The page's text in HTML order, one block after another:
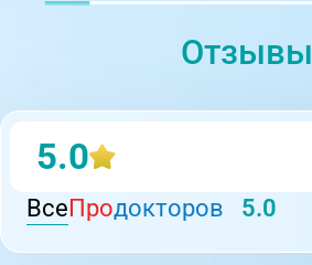
Отзывы
5.0
ВсеПродокторов 5.0